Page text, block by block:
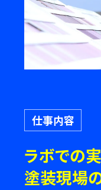
仕事内容
ラボでの実
塗装現場